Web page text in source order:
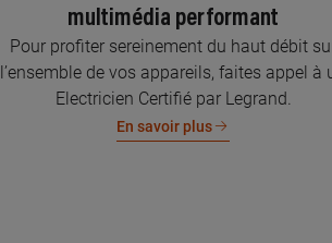
multimédia performant
Pour profiter sereinement du haut débit
l’ensemble de vos appareils, faites appel à
Electricien Certifié par Legrand.
En savoir plus